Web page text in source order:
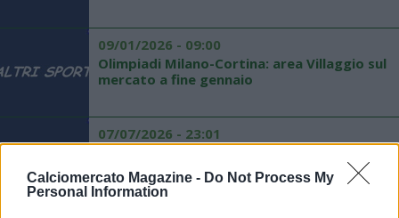
Calciomercato Magazine - Do Not Process My
Personal Information
09/01/2026 - 09:00
Olimpiadi Milano-Cortina: area Villaggio sul
mercato a fine gennaio
07/07/2026 - 23:01
parte in attesa di novità di mercato